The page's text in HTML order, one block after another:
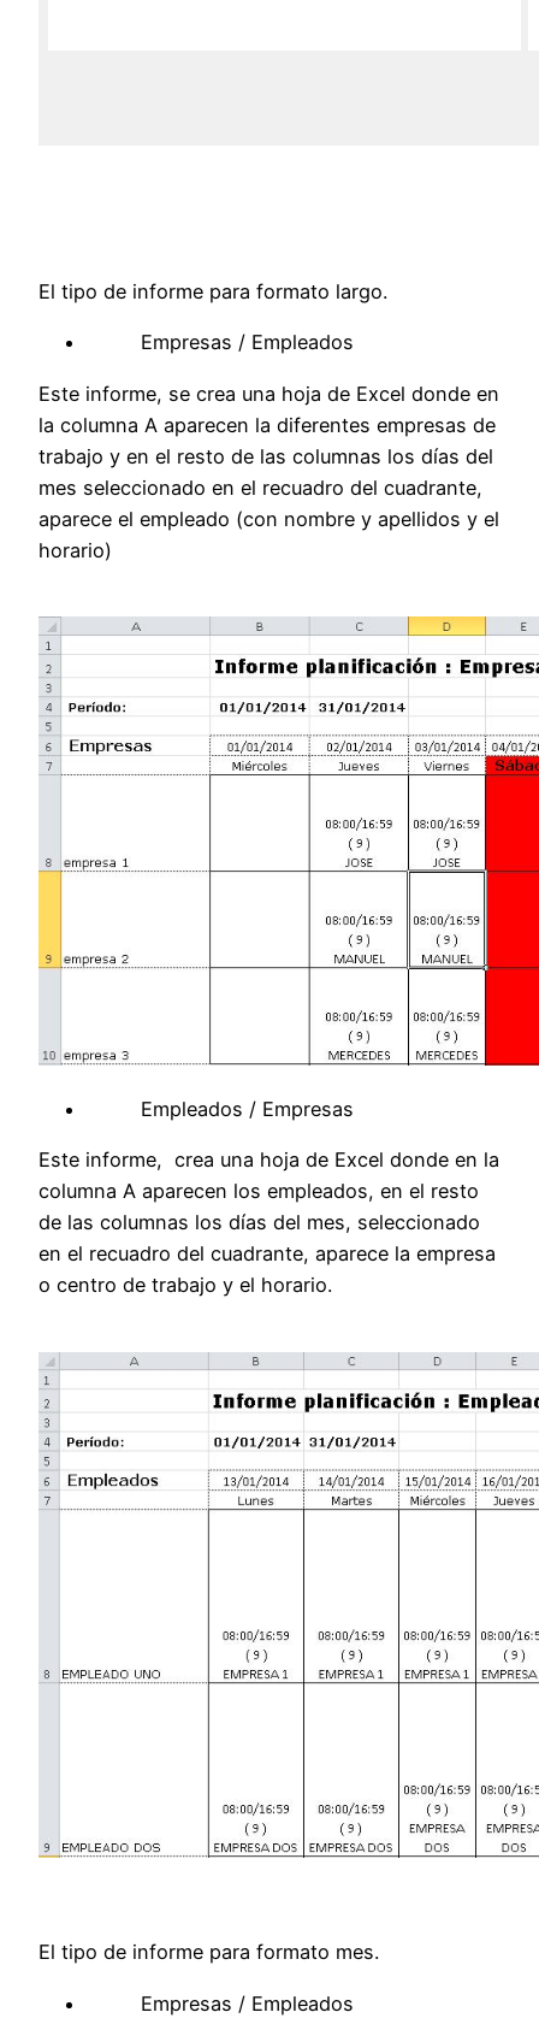
El tipo de informe para formato largo.
Empresas / Empleados
Este informe, se crea una hoja de Excel donde en
la columna A aparecen la diferentes empresas de
trabajo y en el resto de las columnas los días del
mes seleccionado en el recuadro del cuadrante,
aparece el empleado (con nombre y apellidos y el
horario)
Empleados / Empresas
Este informe, crea una hoja de Excel donde en la
columna A aparecen los empleados, en el resto
de las columnas los días del mes, seleccionado
en el recuadro del cuadrante, aparece la empresa
o centro de trabajo y el horario.
El tipo de informe para formato mes.
Empresas / Empleados